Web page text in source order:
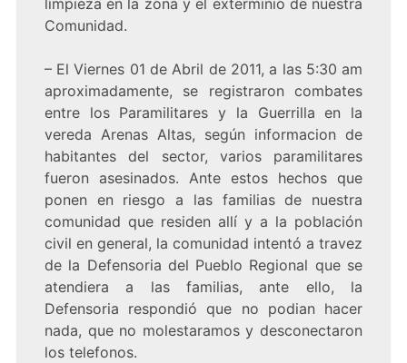
limpieza en la zona y el exterminio de nuestra
Comunidad.
– El Viernes 01 de Abril de 2011, a las 5:30 am
aproximadamente, se registraron combates
entre los Paramilitares y la Guerrilla en la
vereda Arenas Altas, según informacion de
habitantes del sector, varios paramilitares
fueron asesinados. Ante estos hechos que
ponen en riesgo a las familias de nuestra
comunidad que residen allí y a la población
civil en general, la comunidad intentó a travez
de la Defensoria del Pueblo Regional que se
atendiera a las familias, ante ello, la
Defensoria respondió que no podian hacer
nada, que no molestaramos y desconectaron
los telefonos.